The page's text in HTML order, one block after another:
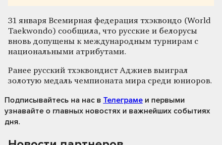
31 января Всемирная федерация тхэквондо (World
Taekwondo) сообщила, что русские и белорусы
вновь допущены к международным турнирам с
национальными атрибутами.
Ранее русский тхэквондист Аджиев выиграл
золотую медаль чемпионата мира среди юниоров.
Подписывайтесь на нас в Телеграме и первыми
узнавайте о главных новостях и важнейших событиях
дня.